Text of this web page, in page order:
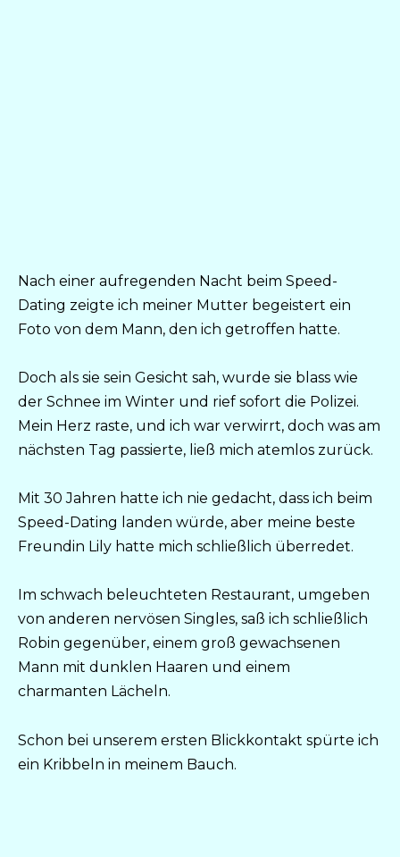
Nach einer aufregenden Nacht beim Speed-
Dating zeigte ich meiner Mutter begeistert ein
Foto von dem Mann, den ich getroffen hatte.
Doch als sie sein Gesicht sah, wurde sie blass wie
der Schnee im Winter und rief sofort die Polizei.
Mein Herz raste, und ich war verwirrt, doch was am
nächsten Tag passierte, ließ mich atemlos zurück.
Mit 30 Jahren hatte ich nie gedacht, dass ich beim
Speed-Dating landen würde, aber meine beste
Freundin Lily hatte mich schließlich überredet.
Im schwach beleuchteten Restaurant, umgeben
von anderen nervösen Singles, saß ich schließlich
Robin gegenüber, einem groß gewachsenen
Mann mit dunklen Haaren und einem
charmanten Lächeln.
Schon bei unserem ersten Blickkontakt spürte ich
ein Kribbeln in meinem Bauch.